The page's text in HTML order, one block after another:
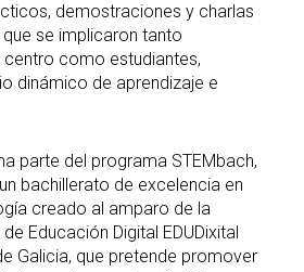
demostraciones y charlas
se implicaron tanto
como estudiantes,
dinámico de aprendizaje e
parte del programa STEMbach,
bachillerato de excelencia en
creado al amparo de la
Educación Digital EDUDixital
Galicia, que pretende promover